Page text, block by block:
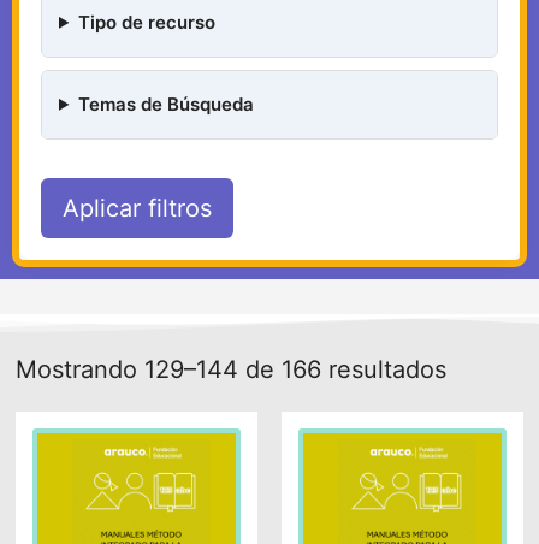
Tipo de recurso
Temas de Búsqueda
Aplicar filtros
Mostrando 129–144 de 166 resultados